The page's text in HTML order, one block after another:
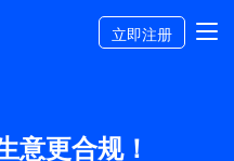
立即注册
意更合规！